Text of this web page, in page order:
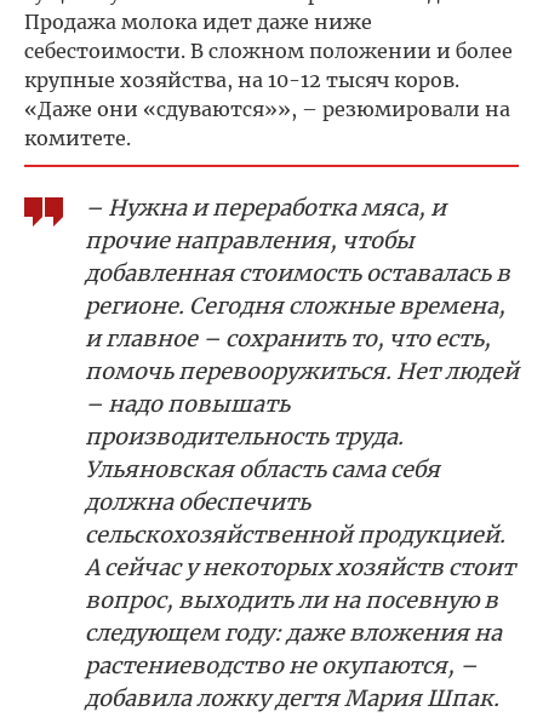
Продажа молока идет даже ниже
себестоимости. В сложном положении и более
крупные хозяйства, на 10-12 тысяч коров.
«Даже они «сдуваются»», – резюмировали на
комитете.
– Нужна и переработка мяса, и
прочие направления, чтобы
добавленная стоимость оставалась в
регионе. Сегодня сложные времена,
и главное – сохранить то, что есть,
помочь перевооружиться. Нет людей
– надо повышать
производительность труда.
Ульяновская область сама себя
должна обеспечить
сельскохозяйственной продукцией.
А сейчас у некоторых хозяйств стоит
вопрос, выходить ли на посевную в
следующем году: даже вложения на
растениеводство не окупаются, –
добавила ложку дегтя Мария Шпак.